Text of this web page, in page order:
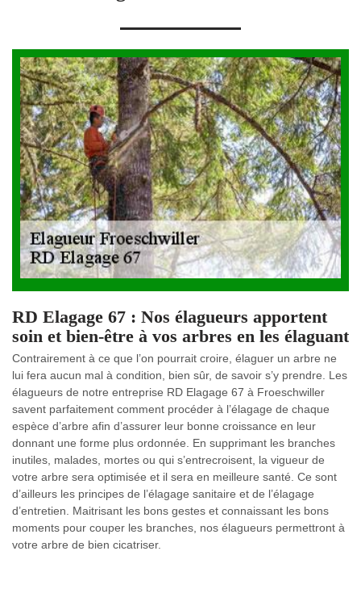
RD Elagage 67 : Nos élagueurs apportent
soin et bien-être à vos arbres en les élaguant
Contrairement à ce que l’on pourrait croire, élaguer un arbre ne
lui fera aucun mal à condition, bien sûr, de savoir s’y prendre. Les
élagueurs de notre entreprise RD Elagage 67 à Froeschwiller
savent parfaitement comment procéder à l’élagage de chaque
espèce d’arbre afin d’assurer leur bonne croissance en leur
donnant une forme plus ordonnée. En supprimant les branches
inutiles, malades, mortes ou qui s’entrecroisent, la vigueur de
votre arbre sera optimisée et il sera en meilleure santé. Ce sont
d’ailleurs les principes de l’élagage sanitaire et de l’élagage
d’entretien. Maitrisant les bons gestes et connaissant les bons
moments pour couper les branches, nos élagueurs permettront à
votre arbre de bien cicatriser.